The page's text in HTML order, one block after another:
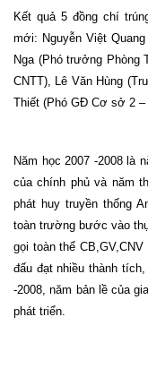
Kết quả 5 đồng chí
mới: Nguyễn Việt
Nga (Phó trưởng Phòng
CNTT), Lê Văn Hùng
Thiết (Phó GĐ Cơ sở 2
Năm học 2007 -2008 là
của chính phủ và năm
phát huy truyền thống
toàn trường bước vào
gọi toàn thể
đấu đạt nhiều thành
-2008, năm bản lề của
phát triển.